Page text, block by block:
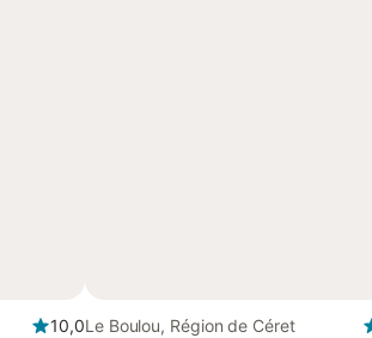
10,0Le Boulou, Région de Céret